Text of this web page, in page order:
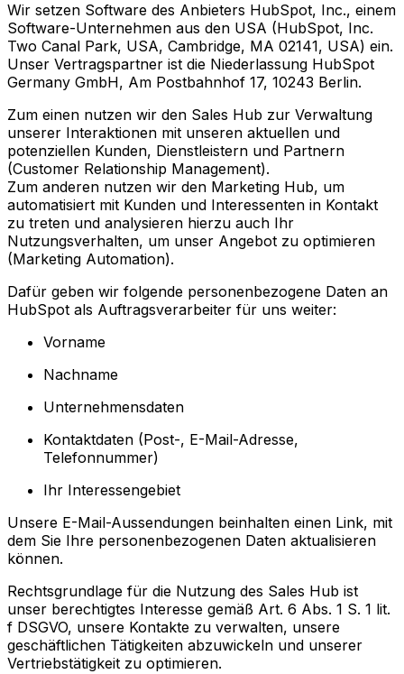
Wir setzen Software des Anbieters HubSpot, Inc., einem
Software-Unternehmen aus den USA (HubSpot, Inc.
Two Canal Park, USA, Cambridge, MA 02141, USA) ein.
Unser Vertragspartner ist die Niederlassung HubSpot
Germany GmbH, Am Postbahnhof 17, 10243 Berlin.
Zum einen nutzen wir den Sales Hub zur Verwaltung
unserer Interaktionen mit unseren aktuellen und
potenziellen Kunden, Dienstleistern und Partnern
(Customer Relationship Management).
Zum anderen nutzen wir den Marketing Hub, um
automatisiert mit Kunden und Interessenten in Kontakt
zu treten und analysieren hierzu auch Ihr
Nutzungsverhalten, um unser Angebot zu optimieren
(Marketing Automation).
Dafür geben wir folgende personenbezogene Daten an
HubSpot als Auftragsverarbeiter für uns weiter:
Vorname
Nachname
Unternehmensdaten
Kontaktdaten (Post-, E-Mail-Adresse,
Telefonnummer)
Ihr Interessengebiet
Unsere E-Mail-Aussendungen beinhalten einen Link, mit
dem Sie Ihre personenbezogenen Daten aktualisieren
können.
Rechtsgrundlage für die Nutzung des Sales Hub ist
unser berechtigtes Interesse gemäß Art. 6 Abs. 1 S. 1 lit.
f DSGVO, unsere Kontakte zu verwalten, unsere
geschäftlichen Tätigkeiten abzuwickeln und unserer
Vertriebstätigkeit zu optimieren.